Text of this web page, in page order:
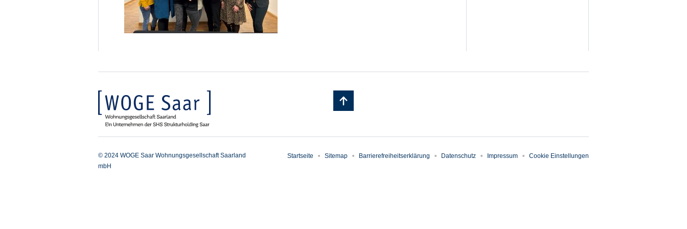
© 2024 WOGE Saar Wohnungsgesellschaft Saarland
mbH
Startseite Sitemap Barrierefreiheitserklärung Datenschutz Impressum Cookie Einstellungen